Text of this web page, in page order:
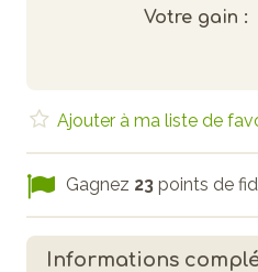
Votre gain :
Ajouter à ma liste de
Gagnez 23 points de
Informations